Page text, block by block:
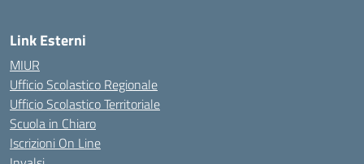
Link Esterni
MIUR
Ufficio Scolastico Regionale
Ufficio Scolastico Territoriale
Scuola in Chiaro
Iscrizioni On Line